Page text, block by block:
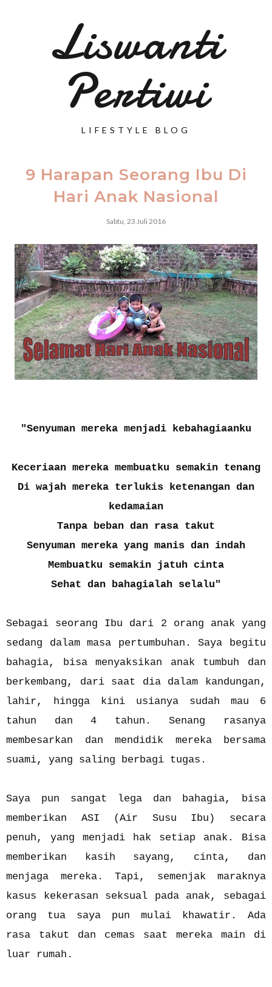
Liswanti
Pertiwi
LIFESTYLE BLOG
9 Harapan Seorang Ibu Di
Hari Anak Nasional
Sabtu, 23 Juli 2016
"Senyuman mereka menjadi kebahagiaanku
Keceriaan mereka membuatku semakin tenang
Di wajah mereka terlukis ketenangan dan
kedamaian
Tanpa beban dan rasa takut
Senyuman mereka yang manis dan indah
Membuatku semakin jatuh cinta
Sehat dan bahagialah selalu"
Sebagai seorang Ibu dari 2 orang anak yang
sedang dalam masa pertumbuhan. Saya begitu
bahagia, bisa menyaksikan anak tumbuh dan
berkembang, dari saat dia dalam kandungan,
lahir, hingga kini usianya sudah mau 6
tahun dan 4 tahun. Senang rasanya
membesarkan dan mendidik mereka bersama
suami, yang saling berbagi tugas.
Saya pun sangat lega dan bahagia, bisa
memberikan ASI (Air Susu Ibu) secara
penuh, yang menjadi hak setiap anak. Bisa
memberikan kasih sayang, cinta, dan
menjaga mereka. Tapi, semenjak maraknya
kasus kekerasan seksual pada anak, sebagai
orang tua saya pun mulai khawatir. Ada
rasa takut dan cemas saat mereka main di
luar rumah.